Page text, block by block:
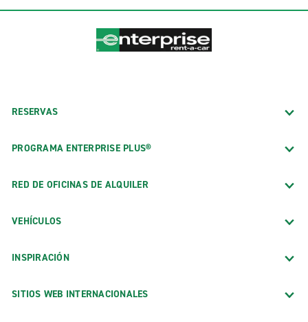
RESERVAS
PROGRAMA ENTERPRISE PLUS®
RED DE OFICINAS DE ALQUILER
VEHÍCULOS
INSPIRACIÓN
SITIOS WEB INTERNACIONALES